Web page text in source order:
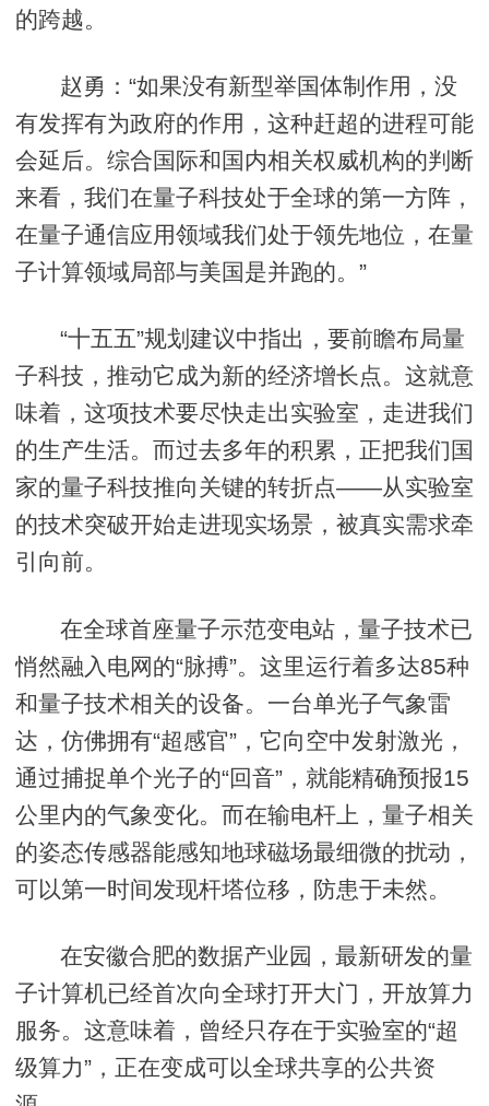
的跨越。
赵勇：“如果没有新型举国体制作用，没
有发挥有为政府的作用，这种赶超的进程可能
会延后。综合国际和国内相关权威机构的判断
来看，我们在量子科技处于全球的第一方阵，
在量子通信应用领域我们处于领先地位，在量
子计算领域局部与美国是并跑的。”
“十五五”规划建议中指出，要前瞻布局量
子科技，推动它成为新的经济增长点。这就意
味着，这项技术要尽快走出实验室，走进我们
的生产生活。而过去多年的积累，正把我们国
家的量子科技推向关键的转折点——从实验室
的技术突破开始走进现实场景，被真实需求牵
引向前。
在全球首座量子示范变电站，量子技术已
悄然融入电网的“脉搏”。这里运行着多达85种
和量子技术相关的设备。一台单光子气象雷
达，仿佛拥有“超感官”，它向空中发射激光，
通过捕捉单个光子的“回音”，就能精确预报15
公里内的气象变化。而在输电杆上，量子相关
的姿态传感器能感知地球磁场最细微的扰动，
可以第一时间发现杆塔位移，防患于未然。
在安徽合肥的数据产业园，最新研发的量
子计算机已经首次向全球打开大门，开放算力
服务。这意味着，曾经只存在于实验室的“超
级算力”，正在变成可以全球共享的公共资